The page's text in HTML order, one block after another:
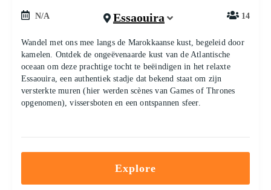
N/A Essaouira 14
Wandel met ons mee langs de Marokkaanse kust, begeleid door
kamelen. Ontdek de ongeëvenaarde kust van de Atlantische
oceaan om deze prachtige tocht te beëindigen in het relaxte
Essaouira, een authentiek stadje dat bekend staat om zijn
versterkte muren (hier werden scènes van Games of Thrones
opgenomen), vissersboten en een ontspannen sfeer.
Explore